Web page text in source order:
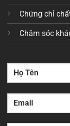
Chứng chỉ
Chăm sóc